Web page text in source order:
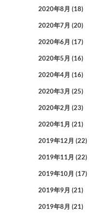
2020年8月 (18)
2020年7月 (20)
2020年6月 (17)
2020年5月 (16)
2020年4月 (16)
2020年3月 (25)
2020年2月 (23)
2020年1月 (21)
2019年12月 (22)
2019年11月 (22)
2019年10月 (17)
2019年9月 (21)
2019年8月 (21)